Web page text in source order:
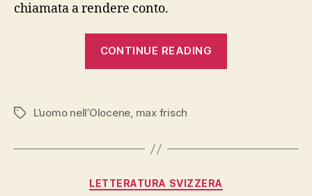
chiamata a rendere conto.
CONTINUE READING
TagsL’uomo nell’Olocene, max frisch
Categories
LETTERATURA SVIZZERA